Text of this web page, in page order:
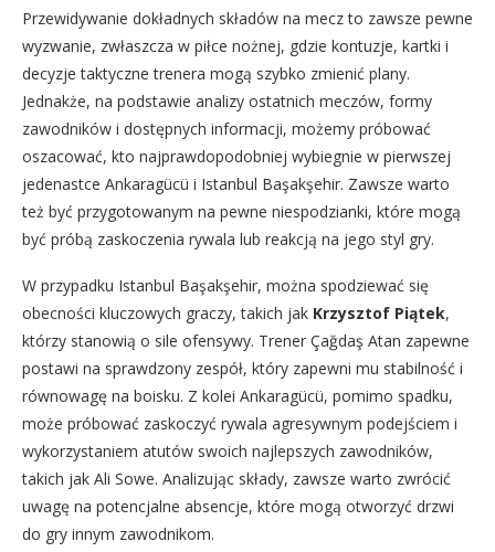
Przewidywanie dokładnych składów na mecz to zawsze pewne
wyzwanie, zwłaszcza w piłce nożnej, gdzie kontuzje, kartki i
decyzje taktyczne trenera mogą szybko zmienić plany.
Jednakże, na podstawie analizy ostatnich meczów, formy
zawodników i dostępnych informacji, możemy próbować
oszacować, kto najprawdopodobniej wybiegnie w pierwszej
jedenastce Ankaragücü i Istanbul Başakşehir. Zawsze warto
też być przygotowanym na pewne niespodzianki, które mogą
być próbą zaskoczenia rywala lub reakcją na jego styl gry.
W przypadku Istanbul Başakşehir, można spodziewać się
obecności kluczowych graczy, takich jak Krzysztof Piątek,
którzy stanowią o sile ofensywy. Trener Çağdaş Atan zapewne
postawi na sprawdzony zespół, który zapewni mu stabilność i
równowagę na boisku. Z kolei Ankaragücü, pomimo spadku,
może próbować zaskoczyć rywala agresywnym podejściem i
wykorzystaniem atutów swoich najlepszych zawodników,
takich jak Ali Sowe. Analizując składy, zawsze warto zwrócić
uwagę na potencjalne absencje, które mogą otworzyć drzwi
do gry innym zawodnikom.